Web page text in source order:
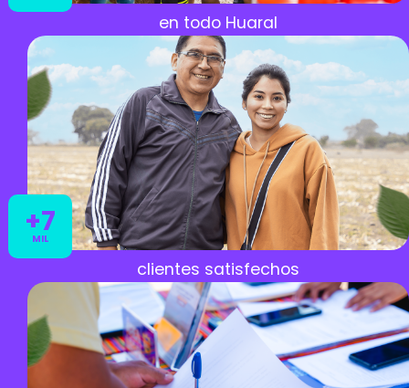
en todo Huaral
+7
MIL
clientes satisfechos